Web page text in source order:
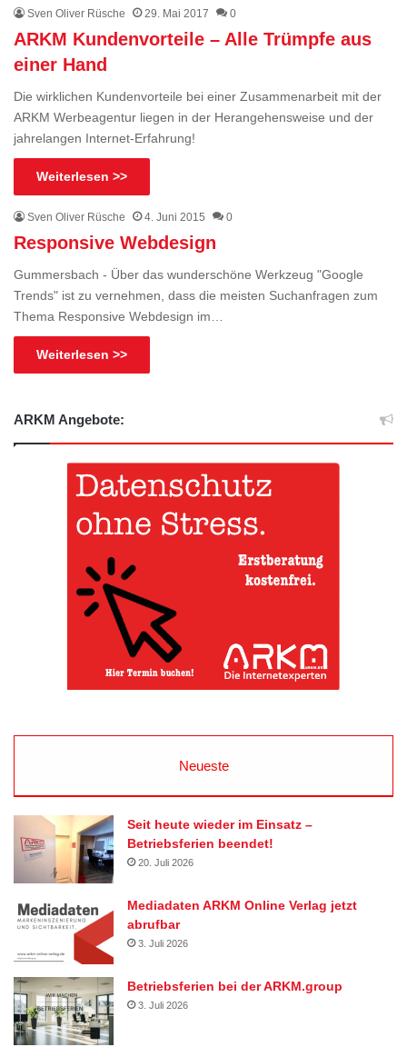
Sven Oliver Rüsche 29. Mai 2017 0
ARKM Kundenvorteile – Alle Trümpfe aus
einer Hand
Die wirklichen Kundenvorteile bei einer Zusammenarbeit mit der
ARKM Werbeagentur liegen in der Herangehensweise und der
jahrelangen Internet-Erfahrung!
Weiterlesen >>
Sven Oliver Rüsche 4. Juni 2015 0
Responsive Webdesign
Gummersbach - Über das wunderschöne Werkzeug "Google
Trends" ist zu vernehmen, dass die meisten Suchanfragen zum
Thema Responsive Webdesign im…
Weiterlesen >>
ARKM Angebote:
Neueste
Seit heute wieder im Einsatz –
Betriebsferien beendet!
20. Juli 2026
Mediadaten ARKM Online Verlag jetzt
abrufbar
3. Juli 2026
Betriebsferien bei der ARKM.group
3. Juli 2026